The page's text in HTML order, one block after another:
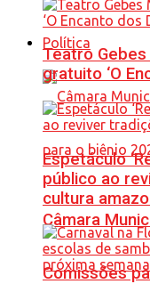
Política
Câmara
Comissões
Teatro
gratuito ‘O
Espetáculo
público ao
cultura